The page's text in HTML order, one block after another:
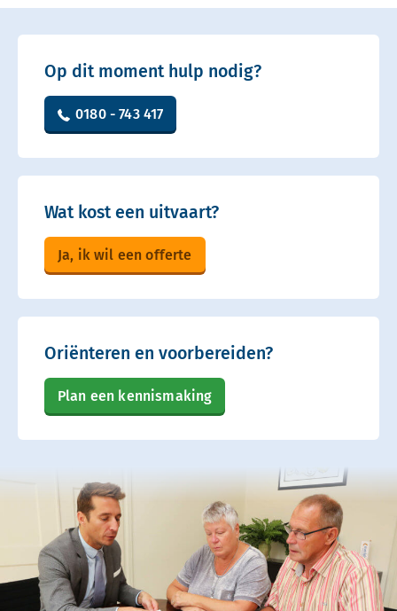
Op dit moment hulp nodig?
0180 - 743 417
Wat kost een uitvaart?
Ja, ik wil een offerte
Oriënteren en voorbereiden?
Plan een kennismaking